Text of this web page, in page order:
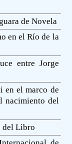
de Novela
en el Río de la
entre Jorge
en el marco de
nacimiento del
del Libro